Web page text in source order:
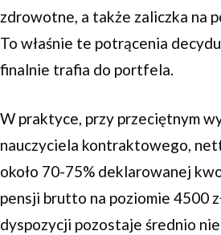
zdrowotne, a także zaliczka na
To właśnie te potrącenia
finalnie trafia do portfela.
W praktyce, przy przeciętnym
nauczyciela kontraktowego,
około 70-75% deklarowanej
pensji brutto na poziomie 4500
dyspozycji pozostaje średnio